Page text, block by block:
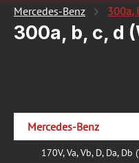
Mercedes-Benz 300a,
300a, b, c, d
Mercedes-Benz
170V, Va, Vb, D, Da, Db